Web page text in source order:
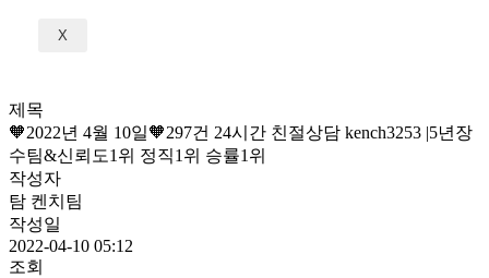
X
제목
🧡2022년 4월 10일🧡297건 24시간 친절상담 kench3253 |5년장
수팀&신뢰도1위 정직1위 승률1위
작성자
탐 켄치팀
작성일
2022-04-10 05:12
조회